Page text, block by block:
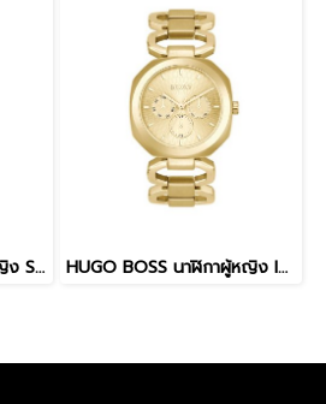
HUGO BOSS นาฬิกาผู้หญิง SHOW รุ่น HB1540157 สายสเเตนเลส สีทอง 38มม. HUGO BOSS นาฬิกาผู้หญิง INTENSE รุ่น HB1540150 สายสเเตนเลส สีทอง 38มม.